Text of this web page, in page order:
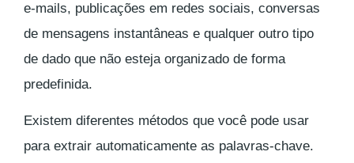
e-mails, publicações em redes sociais, conversas
de mensagens instantâneas e qualquer outro tipo
de dado que não esteja organizado de forma
predefinida.
Existem diferentes métodos que você pode usar
para extrair automaticamente as palavras-chave.